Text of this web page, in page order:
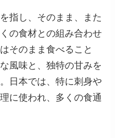
指し、そのまま、また
の食材との組み合わせ
そのまま食べること
風味と、独特の甘みを
日本では、特に刺身や
に使われ、多くの食通